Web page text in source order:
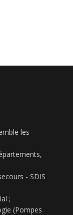
les
- SDIS
;
(Pompes